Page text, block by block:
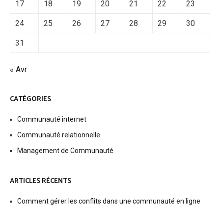
17 18 19 20 21 22 23
24 25 26 27 28 29 30
31
« Avr
CATÉGORIES
Communauté internet
Communauté relationnelle
Management de Communauté
ARTICLES RÉCENTS
Comment gérer les conflits dans une communauté en ligne